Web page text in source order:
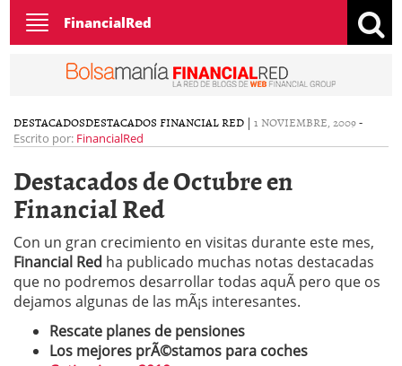
Toggle
navigation
FinancialRed
DESTACADOSDESTACADOS FINANCIAL RED | 1 NOVIEMBRE, 2009-
Escrito por: FinancialRed
Destacados de Octubre en
Financial Red
Con un gran crecimiento en visitas durante este mes,
Financial Red ha publicado muchas notas destacadas
que no podremos desarrollar todas aquÃ­ pero que os
dejamos algunas de las mÃ¡s interesantes.
Rescate planes de pensiones
Los mejores prÃ©stamos para coches